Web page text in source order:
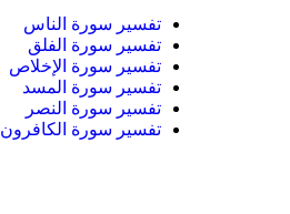
تفسير سورة الناس
تفسير سورة الفلق
تفسير سورة الإخلاص
تفسير سورة المسد
تفسير سورة النصر
تفسير سورة الكافرون